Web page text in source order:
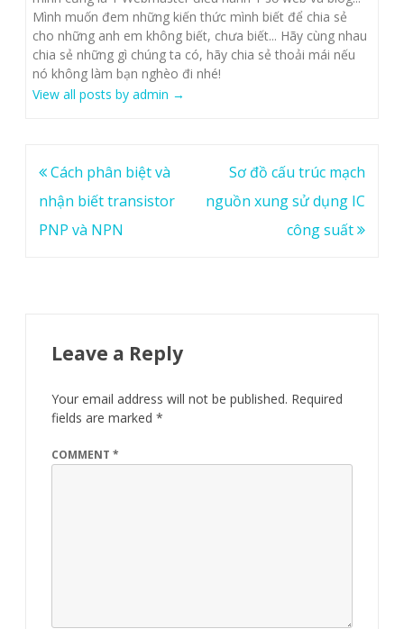
Mình muốn đem những kiến thức mình biết để chia sẻ
cho những anh em không biết, chưa biết... Hãy cùng nhau
chia sẻ những gì chúng ta có, hãy chia sẻ thoải mái nếu
nó không làm bạn nghèo đi nhé!
View all posts by admin →
Post
navigation
Cách phân biệt và
nhận biết transistor
PNP và NPN
Sơ đồ cấu trúc mạch
nguồn xung sử dụng IC
công suất
Leave a Reply
Your email address will not be published. Required
fields are marked *
COMMENT *